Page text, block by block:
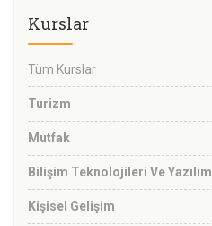
Kurslar
Tüm Kurslar
Turizm
Mutfak
Bilişim Teknolojileri Ve Yazılım
Kişisel Gelişim